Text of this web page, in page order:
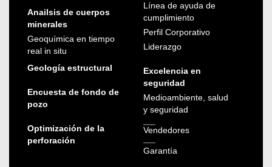
Anailsis de cuerpos
minerales
Geoquímica en tiempo
real in situ
Geología estructural
Encuesta de fondo de
pozo
Optimización de la
perforación
Línea de ayuda de
cumplimiento
Perfil Corporativo
Liderazgo
Excelencia en
seguridad
Medioambiente, salud
y seguridad
Vendedores
Garantía